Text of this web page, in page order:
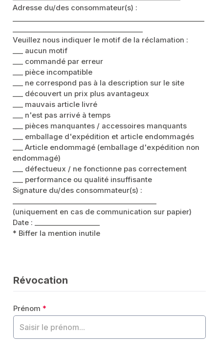
Adresse du/des consommateur(s) :
Veuillez nous indiquer le motif de la réclamation :
___ aucun motif
___ commandé par erreur
___ pièce incompatible
___ ne correspond pas à la description sur le site
___ découvert un prix plus avantageux
___ mauvais article livré
___ n'est pas arrivé à temps
___ pièces manquantes / accessoires manquants
___ emballage d'expédition et article endommagés
___ Article endommagé (emballage d'expédition non
endommagé)
___ défectueux / ne fonctionne pas correctement
___ performance ou qualité insuffisante
Signature du/des consommateur(s) :
(uniquement en cas de communication sur papier)
Date : ___________________
* Biffer la mention inutile
Révocation
Prénom*